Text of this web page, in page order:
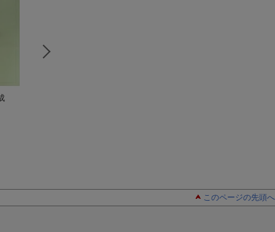
このページの先頭へ